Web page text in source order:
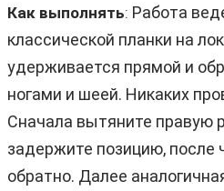
Как выполнять: Работа
классической планки на
удерживается прямой и
ногами и шеей. Никаких
Сначала вытяните правую
задержите позицию, после
обратно. Далее